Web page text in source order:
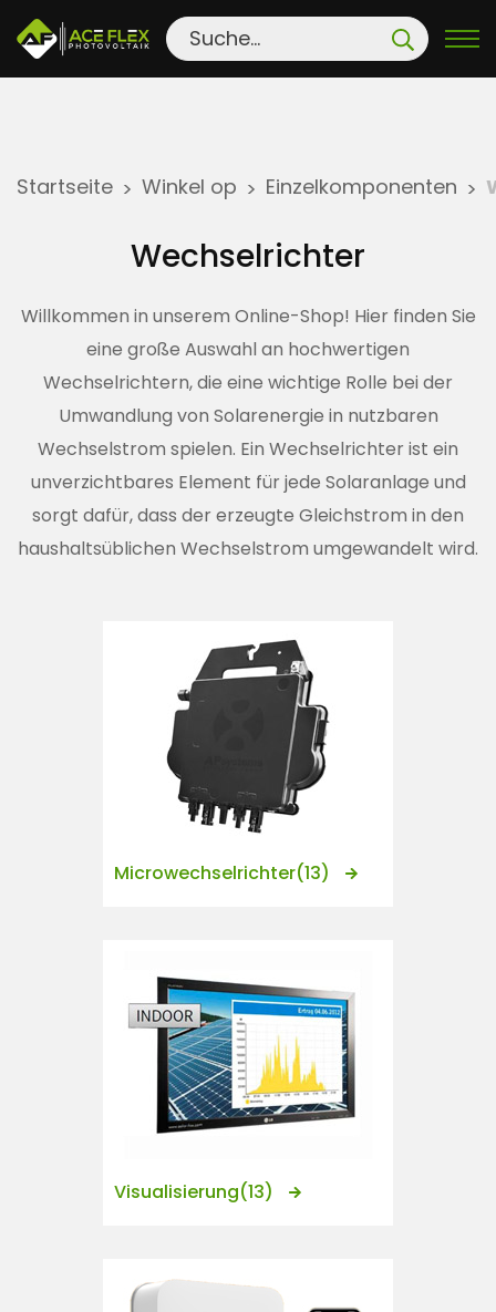
Startseite > Winkel op > Einzelkomponenten >
Wechselrichter
Willkommen in unserem Online-Shop! Hier finden Sie
eine große Auswahl an hochwertigen
Wechselrichtern, die eine wichtige Rolle bei der
Umwandlung von Solarenergie in nutzbaren
Wechselstrom spielen. Ein Wechselrichter ist ein
unverzichtbares Element für jede Solaranlage und
sorgt dafür, dass der erzeugte Gleichstrom in den
haushaltsüblichen Wechselstrom umgewandelt wird.
Microwechselrichter(13)
Visualisierung(13)